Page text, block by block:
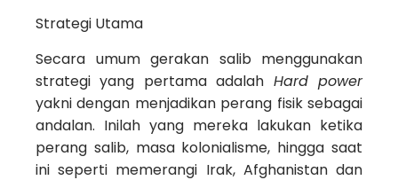
Strategi Utama
Secara umum gerakan salib menggunakan
strategi yang pertama adalah Hard power
yakni dengan menjadikan perang fisik sebagai
andalan. Inilah yang mereka lakukan ketika
perang salib, masa kolonialisme, hingga saat
ini seperti memerangi Irak, Afghanistan dan